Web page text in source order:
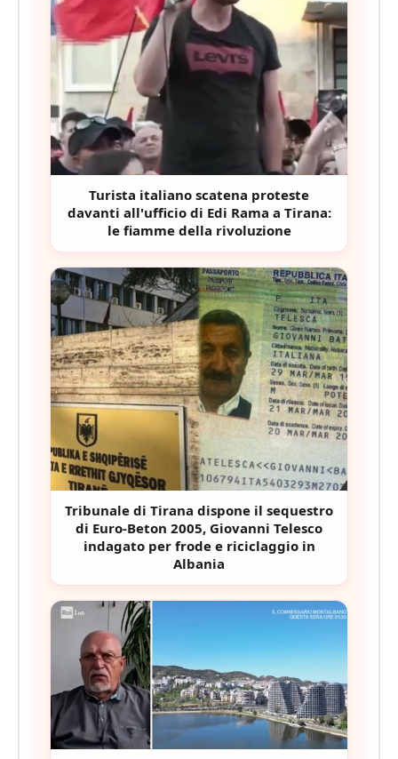
Turista italiano scatena proteste
davanti all'ufficio di Edi Rama a Tirana:
le fiamme della rivoluzione
Tribunale di Tirana dispone il sequestro
di Euro-Beton 2005, Giovanni Telesco
indagato per frode e riciclaggio in
Albania